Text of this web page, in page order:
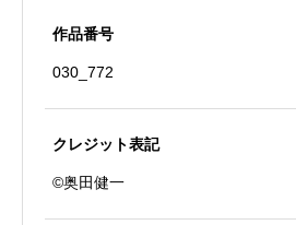
宝）
作品番号
030_772
クレジット表記
©奥田健一